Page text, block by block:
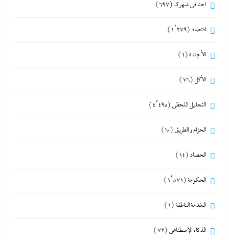
احنا في ضهرك (697)
اقتصاد (1٬279)
الأجندة(1)
الأكل (76)
التحليل اللحظي (4٬495)
الحزام و الطريق (60)
الحصاد (14)
الحكومة(1٬571)
الخدمة الناطقة(1)
الذكاء الإصطناعي (72)